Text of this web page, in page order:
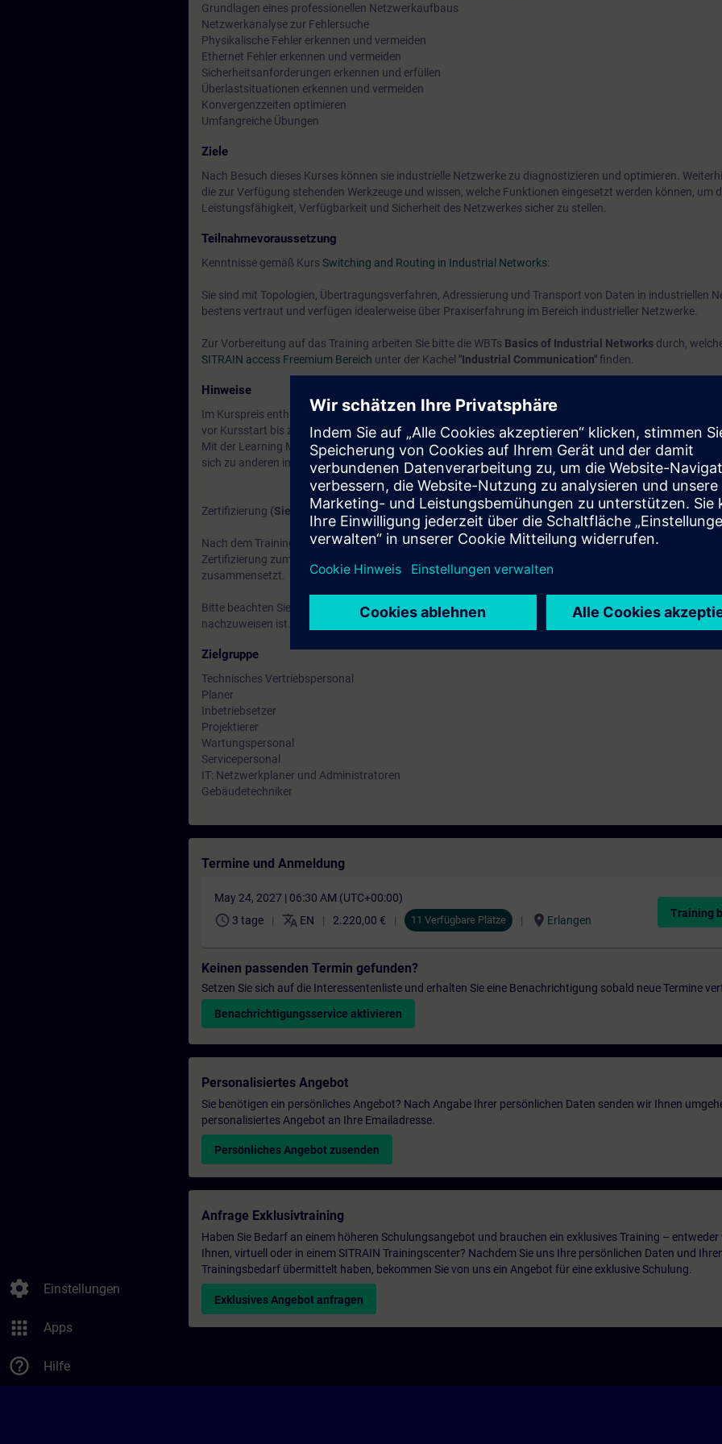
settings Einstellungen
apps Apps
help_outline Hilfe
Der Teilnehmer lernt anhand von praktischen Beispielen
Fehlerursachen in industriellen Netzen zu diagnostizieren,
von erweiterten Gerätefunktionen zu vermeiden oder deren
Ihr theoretisch erlerntes Wissen vertiefen Sie durch zahlreiche
Grundlagen eines professionellen Netzwerkaufbaus
Netzwerkanalyse zur Fehlersuche
Physikalische Fehler erkennen und vermeiden
Ethernet Fehler erkennen und vermeiden
Sicherheitsanforderungen erkennen und erfüllen
Überlastsituationen erkennen und vermeiden
Konvergenzzeiten optimieren
Umfangreiche Übungen
Ziele
Nach Besuch dieses Kurses können sie industrielle Netzwerke zu diagnostizieren und optimieren.
die zur Verfügung stehenden Werkzeuge und wissen, welche Funktionen eingesetzt werden können, um
Leistungsfähigkeit, Verfügbarkeit und Sicherheit des Netzwerkes sicher zu stellen.
Teilnahmevoraussetzung
Kenntnisse gemäß Kurs Switching and Routing in Industrial Networks:
Sie sind mit Topologien, Übertragungsverfahren, Adressierung und Transport von Daten in industriellen
bestens vertraut und verfügen idealerweise über Praxiserfahrung im Bereich industrieller Netzwerke.
Zur Vorbereitung auf das Training arbeiten Sie bitte die WBTs Basics of Industrial Networks durch,
SITRAIN access Freemium Bereich unter der Kachel "Industrial Communication"finden.
Hinweise
Im Kurspreis enthalten: Ein kostenfreier Zugang zur digitalen Lernplattform
vor Kursstart bis zwei Wochen nach Kursende.
Mit der Learning Membership können Sie sowohl die Inhalte dieses Learning Events vertiefen oder
sich zu anderen interessanten Themen weiterbilden.
Zertifizierung (Siemens CEIN-LEVEL)
Nach dem Training besteht die Möglichkeit einen Zertifizierungstest abzulegen. Dieser Test ist Bestandteil
Zertifizierung zum
zusammensetzt.
Bitte beachten Sie, dass vor Beginn der Prüfung Ihre Identität durch die Vorlage eines gültigen
nachzuweisen ist.
Zielgruppe
Technisches Vertriebspersonal
Planer
Inbetriebsetzer
Projektierer
Wartungspersonal
Servicepersonal
IT: Netzwerkplaner und Administratoren
Gebäudetechniker
Termine und Anmeldung
May 24, 2027 | 06:30 AM (UTC+00:00)
schedule 3 tage translate EN 2.220,00 € 11 Verfügbare Plätze location_on Erlangen
Training
Keinen passenden Termin gefunden?
Setzen Sie sich auf die Interessentenliste und erhalten Sie eine Benachrichtigung sobald neue Termine
Benachrichtigungsservice aktivieren
Personalisiertes Angebot
Sie benötigen ein persönliches Angebot? Nach Angabe Ihrer persönlichen Daten senden wir Ihnen
personalisiertes Angebot an Ihre Emailadresse.
Persönliches Angebot zusenden
Anfrage Exklusivtraining
Haben Sie Bedarf an einem höheren Schulungsangebot und brauchen ein exklusives Training – entweder
Ihnen, virtuell oder in einem SITRAIN Trainingscenter? Nachdem Sie uns Ihre persönlichen Daten und
Trainingsbedarf übermittelt haben, bekommen Sie von uns ein Angebot für eine exklusive Schulung.
Exklusives Angebot anfragen